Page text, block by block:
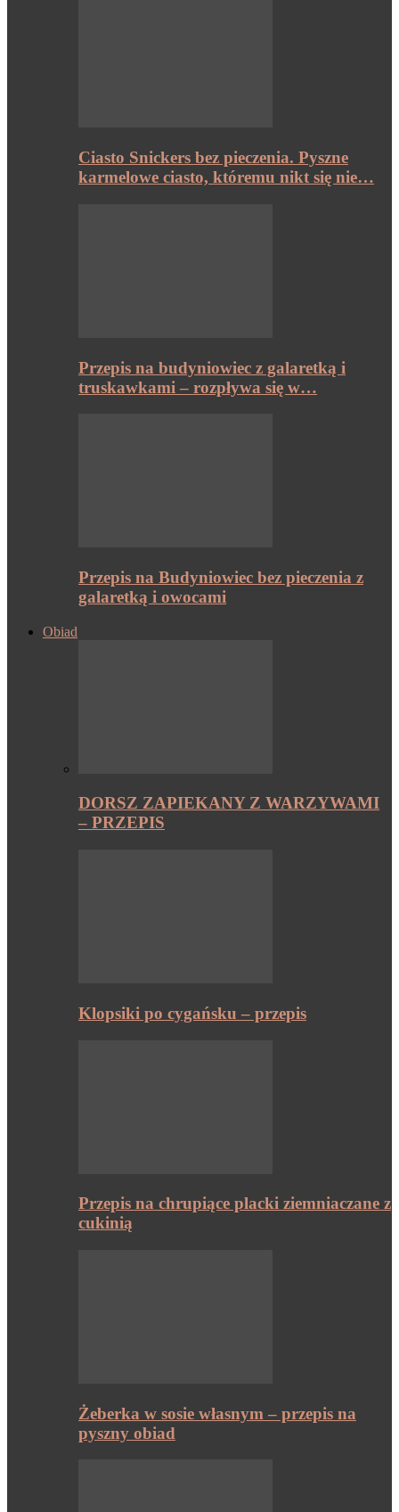
Ciasto Snickers bez pieczenia. Pyszne
karmelowe ciasto, któremu nikt się nie…
Przepis na budyniowiec z galaretką i
truskawkami – rozpływa się w…
Przepis na Budyniowiec bez pieczenia z
galaretką i owocami
Obiad
DORSZ ZAPIEKANY Z WARZYWAMI
– PRZEPIS
Klopsiki po cygańsku – przepis
Przepis na chrupiące placki ziemniaczane z
cukinią
Żeberka w sosie własnym – przepis na
pyszny obiad